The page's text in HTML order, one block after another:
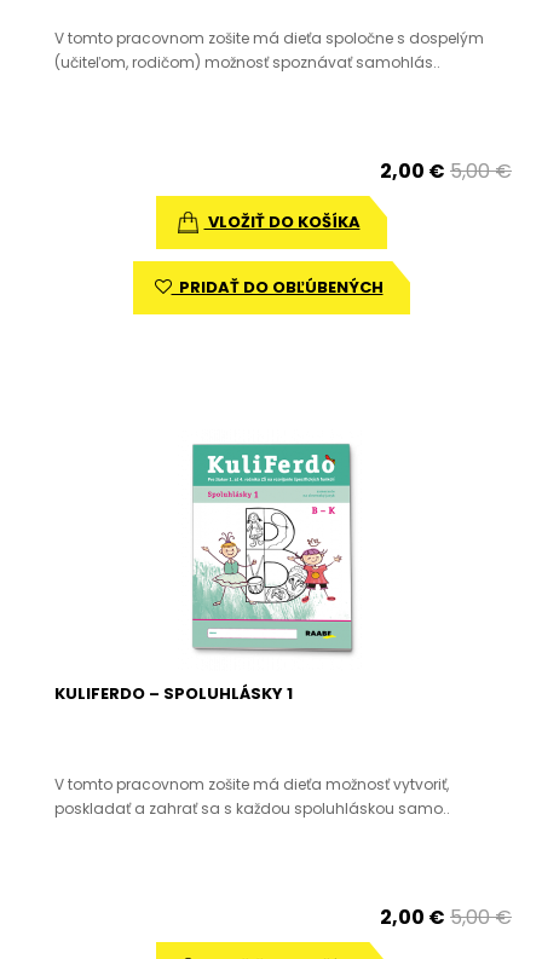
V tomto pracovnom zošite má dieťa spoločne s dospelým
(učiteľom, rodičom) možnosť spoznávať samohlás..
2,00 € 5,00 €
VLOŽIŤ DO KOŠÍKA
PRIDAŤ DO OBĽÚBENÝCH
KULIFERDO – SPOLUHLÁSKY 1
V tomto pracovnom zošite má dieťa možnosť vytvoriť,
poskladať a zahrať sa s každou spoluhláskou samo..
2,00 € 5,00 €